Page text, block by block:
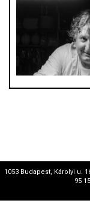
1053 Budapest, Károlyi u.
95